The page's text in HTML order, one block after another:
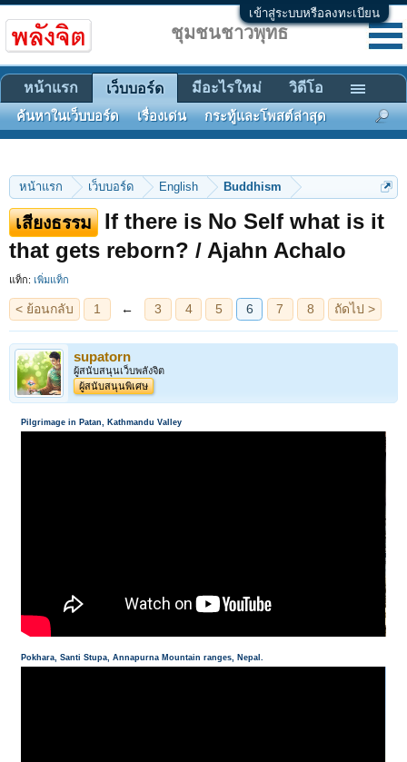
เข้าสู่ระบบหรือลงทะเบียน
หน้าแรก เว็บบอร์ด English Buddhism
เสียงธรรม
If there is No Self what is it
that gets reborn? / Ajahn Achalo
แท็ก: เพิ่มแท็ก
< ย้อนกลับ 1 ← 3 4 5 6 7 8 ถัดไป >
supatorn
ผู้สนับสนุนเว็บพลังจิต
ผู้สนับสนุนพิเศษ
Pilgrimage in Patan, Kathmandu Valley
Pokhara, Santi Stupa, Annapurna Mountain ranges, Nepal.
ชุมชนชาวพุทธ
หน้าแรก เว็บบอร์ด
ค้นหาในเว็บบอร์ด เรื่องเด่น กระทู้และโพสต์ล่าสุด
มีอะไรใหม่ วิดีโอ